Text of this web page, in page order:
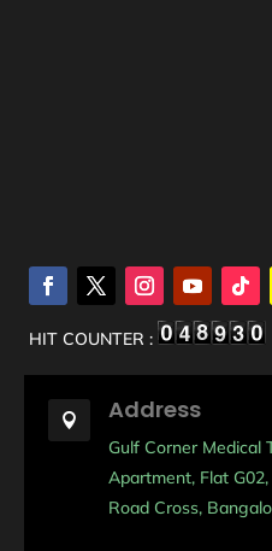
HIT COUNTER :
 Address
Gulf Corner Medical
Apartment, Flat
Road Cross,